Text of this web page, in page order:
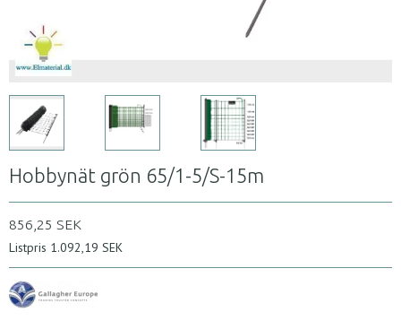
Hobbynät grön 65/1-5/S-15m
856,25 SEK
Listpris 1.092,19 SEK